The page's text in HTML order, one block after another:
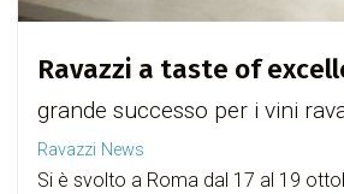
Ravazzi a taste of
grande successo per i vini
Ravazzi News
Si è svolto a Roma dal 17 al 19